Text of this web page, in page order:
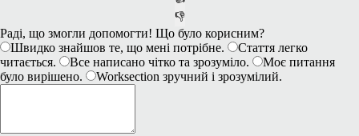
👎
Раді, що змогли допомогти! Що було корисним?
Швидко знайшов те, що мені потрібне.
Стаття легко
читається.
Все написано чітко та зрозуміло.
Моє питання
було вирішено.
Worksection зручний і зрозумілий.